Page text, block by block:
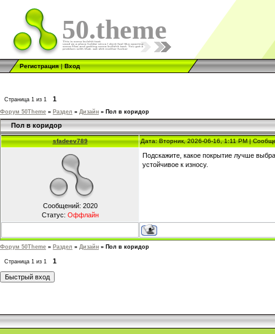
50.theme
Регистрация|Вход
Страница 1 из 1 1
Форум 50Theme » Раздел » Дизайн » Пол в коридор
Пол в коридор
sfadeev789 Дата: Вторник, 2026-06-16, 1:11 PM |
Сообщений: 2020
Статус: Оффлайн
Подскажите, какое покрытие лучше
устойчивое к износу.
Форум 50Theme » Раздел » Дизайн » Пол в коридор
Страница 1 из 1 1